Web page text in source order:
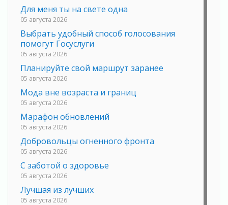
Для меня ты на свете одна
05 августа 2026
Выбрать удобный способ голосования
помогут Госуслуги
05 августа 2026
Планируйте свой маршрут заранее
05 августа 2026
Мода вне возраста и границ
05 августа 2026
Марафон обновлений
05 августа 2026
Добровольцы огненного фронта
05 августа 2026
С заботой о здоровье
05 августа 2026
Лучшая из лучших
05 августа 2026